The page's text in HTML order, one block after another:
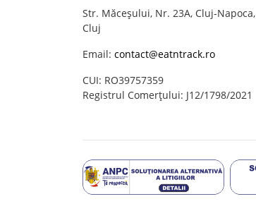
Str. Măceșului, Nr. 23A, Cluj-Napoca,
Cluj
Email: contact@eatntrack.ro
CUI: RO39757359
Registrul Comerțului: J12/1798/2021